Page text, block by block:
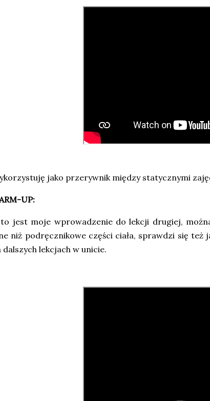
jako przerywnik między statycznymi
UP:
to jest moje wprowadzenie do lekcji drugiej,
niż podręcznikowe części ciała, sprawdzi się
dalszych lekcjach w unicie.